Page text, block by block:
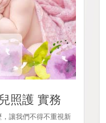
照護 實務
讓我們不得不重視新